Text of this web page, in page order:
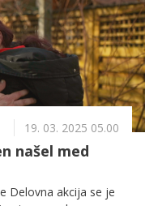
19. 03. 2025 05.00
našel med
Delovna akcija se je